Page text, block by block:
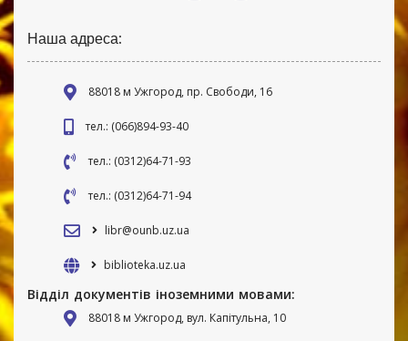
Наша адреса:
88018 м Ужгород, пр. Свободи, 16
тел.: (066)894-93-40
тел.: (0312)64-71-93
тел.: (0312)64-71-94
libr@ounb.uz.ua
biblioteka.uz.ua
Відділ документів іноземними мовами:
88018 м Ужгород, вул. Капітульна, 10